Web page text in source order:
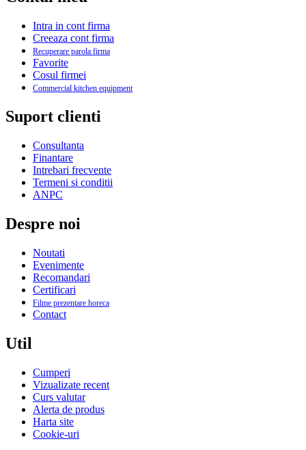
Intra in cont firma
Creeaza cont firma
Recuperare parola firma
Favorite
Cosul firmei
Commercial kitchen equipment
Suport clienti
Consultanta
Finantare
Intrebari frecvente
Termeni si conditii
ANPC
Despre noi
Noutati
Evenimente
Recomandari
Certificari
Filme prezentare horeca
Contact
Util
Cumperi
Vizualizate recent
Curs valutar
Alerta de produs
Harta site
Cookie-uri